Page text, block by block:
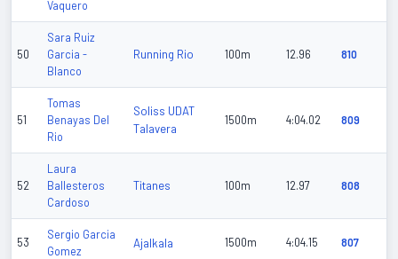
Vaquero
50
Sara Ruiz
Garcia -
Blanco
Running Rio 100m 12.96 810
51
Tomas
Benayas Del
Rio
Soliss UDAT
Talavera
1500m 4:04.02 809
52
Laura
Ballesteros
Cardoso
Titanes 100m 12.97 808
53
Sergio Garcia
Gomez
Ajalkala 1500m 4:04.15 807